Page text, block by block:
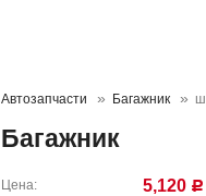
Автозапчасти Багажник
Багажник
Цена 5,120 Р